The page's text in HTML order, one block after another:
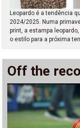
Leopardo é a tendência
2024/2025. Numa
print, a estampa
o estilo para a próxima
Off the